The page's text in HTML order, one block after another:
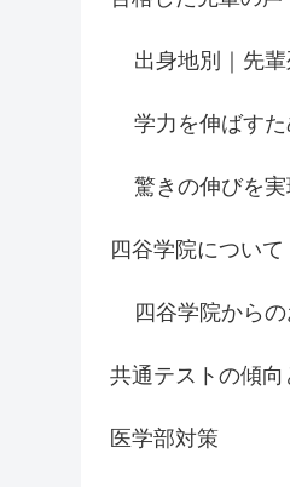
出身地別｜先
学力を伸ばすた
驚きの伸びを
四谷学院について
四谷学院から
共通テストの傾向
医学部対策